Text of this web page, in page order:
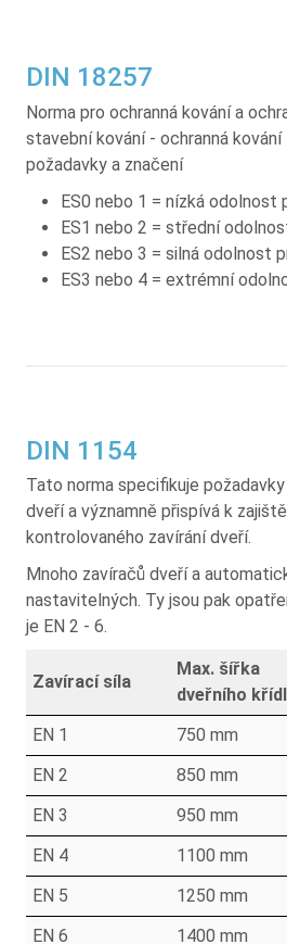
DIN 18257
Norma pro ochranná kování a
stavební kování - ochranná kování
požadavky a značení
ES0 nebo 1 = nízká odolnost
ES1 nebo 2 = střední
ES2 nebo 3 = silná odolnost
ES3 nebo 4 = extrémní
DIN 1154
Tato norma specifikuje
dveří a významně přispívá k
kontrolovaného zavírání dveří.
Mnoho zavíračů dveří a
nastavitelných. Ty jsou pak
je EN 2 - 6.
Zavírací síla
Max. šířka
dveřního
EN 1
750 mm
EN 2
850 mm
EN 3
950 mm
EN 4
1100 mm
EN 5
1250 mm
EN 6
1400 mm